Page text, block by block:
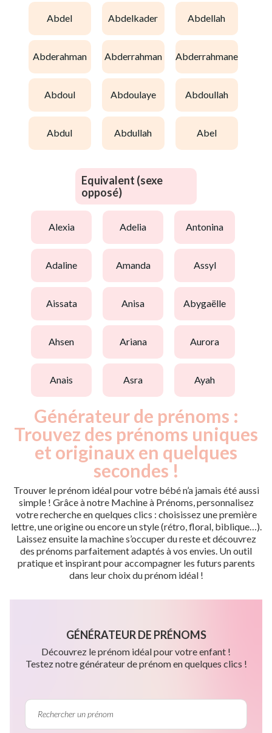
abdel abdelkader abdellah
abderahman abderrahman abderrahmane
abdoul abdoulaye abdoullah
abdul abdullah abel
Equivalent (sexe
opposé)
alexia adelia antonina
adaline amanda assyl
aissata anisa abygaëlle
ahsen ariana aurora
anais asra ayah
Générateur de prénoms :
Trouvez des prénoms uniques
et originaux en quelques
secondes !
Trouver le prénom idéal pour votre bébé n’a jamais été aussi
simple ! Grâce à notre Machine à Prénoms, personnalisez
votre recherche en quelques clics : choisissez une première
lettre, une origine ou encore un style (rétro, floral, biblique…).
Laissez ensuite la machine s’occuper du reste et découvrez
des prénoms parfaitement adaptés à vos envies. Un outil
pratique et inspirant pour accompagner les futurs parents
dans leur choix du prénom idéal !
GÉNÉRATEUR DE PRÉNOMS
Découvrez le prénom idéal pour votre enfant !
Testez notre générateur de prénom en quelques clics !